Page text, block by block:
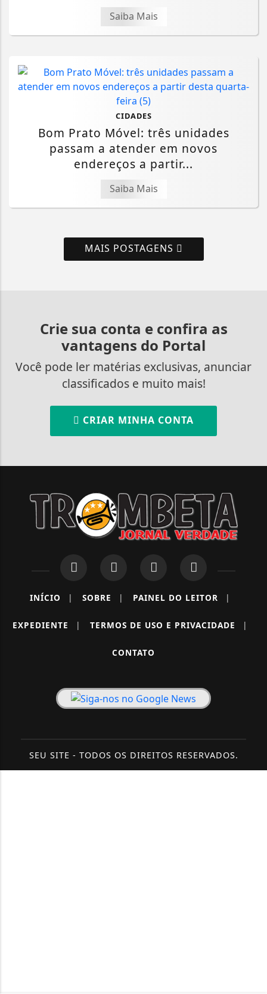
Saiba Mais
CIDADES
Bom Prato Móvel: três unidades
passam a atender em novos
endereços a partir...
Saiba Mais
MAIS POSTAGENS
Crie sua conta e confira as
vantagens do Portal
Você pode ler matérias exclusivas, anunciar
classificados e muito mais!
CRIAR MINHA CONTA
INÍCIO | SOBRE | PAINEL DO LEITOR |
EXPEDIENTE | TERMOS DE USO E PRIVACIDADE |
CONTATO
SEU SITE - TODOS OS DIREITOS RESERVADOS.